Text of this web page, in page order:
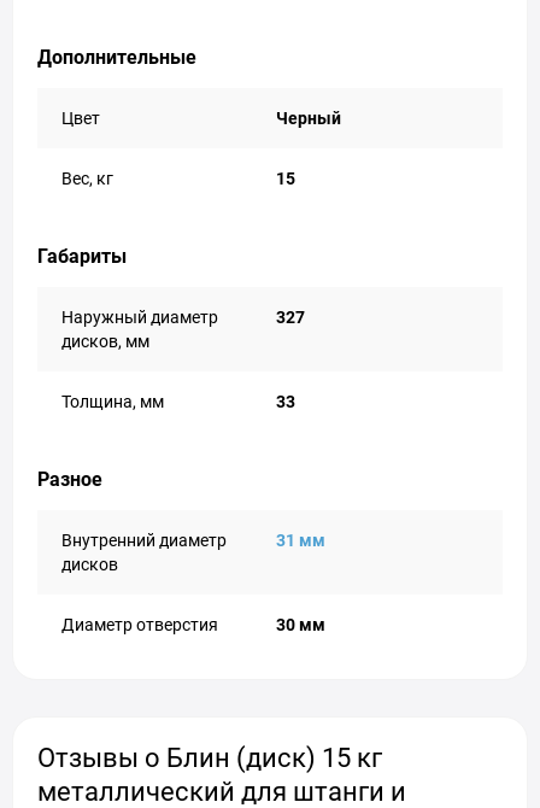
Дополнительные
Цвет Черный
Вес, кг 15
Габариты
Наружный диаметр
дисков, мм
327
Толщина, мм 33
Разное
Внутренний диаметр
дисков
31 мм
Диаметр отверстия 30 мм
Отзывы о Блин (диск) 15 кг
металлический для штанги и